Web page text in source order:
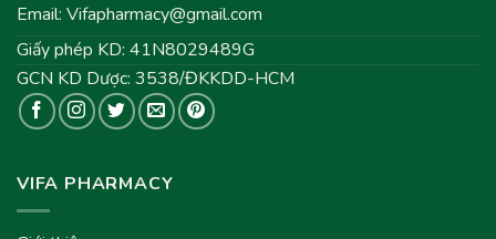
Email: Vifapharmacy@gmail.com
Giấy phép KD: 41N8029489G
GCN KD Dược: 3538/ĐKKDD-HCM
VIFA PHARMACY